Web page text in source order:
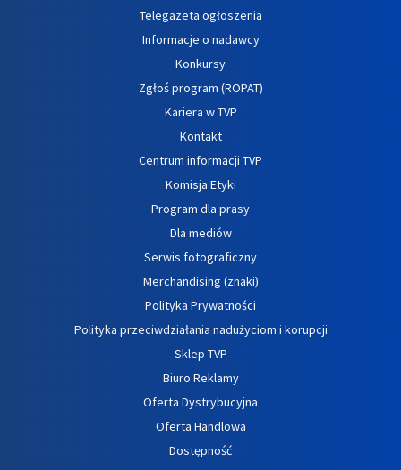
Telegazeta ogłoszenia
Informacje o nadawcy
Konkursy
Zgłoś program (ROPAT)
Kariera w TVP
Kontakt
Centrum informacji TVP
Komisja Etyki
Program dla prasy
Dla mediów
Serwis fotograficzny
Merchandising (znaki)
Polityka Prywatności
Polityka przeciwdziałania nadużyciom i korupcji
Sklep TVP
Biuro Reklamy
Oferta Dystrybucyjna
Oferta Handlowa
Dostępność